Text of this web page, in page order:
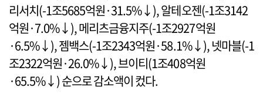
리서치(-1조5685억원·31.5%↓), 알테오젠(-1조3142
억원·7.0%↓), 메리츠금융지주(-1조2927억원
·6.5%↓), 젬백스(-1조2343억원·58.1%↓), 넷마블(-1
조2322억원·26.0%↓), 브이티(1조408억원
·65.5%↓) 순으로 감소액이 컸다.